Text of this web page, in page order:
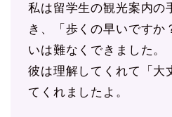
私は留学生の観光案内の
き、「歩くの早いですか
いは難なくできました。
彼は理解してくれて「大
てくれましたよ。